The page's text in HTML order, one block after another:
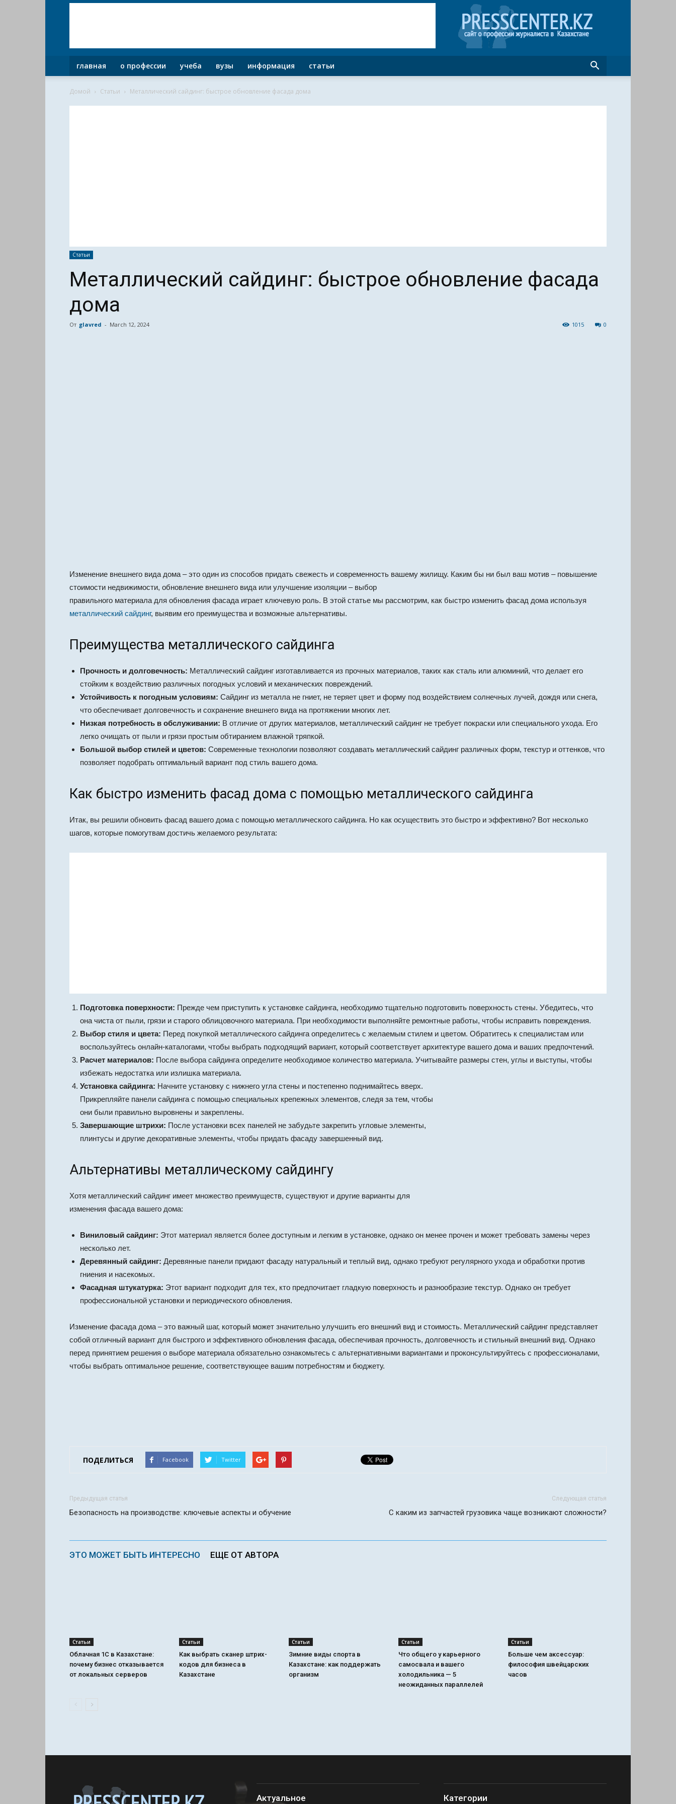
Журналистика
Казахстане
главная о профессии учеба вузы информация статьи
Домой Статьи Металлический сайдинг: быстрое обновление фасада дома
Статьи
Металлический сайдинг: быстрое обновление фасада
дома
От glavred - March 12, 2024 0
1015
Изменение внешнего вида дома – это один из способов придать свежесть и современность вашему жилищу. Каким бы ни был ваш мотив – повышение
стоимости недвижимости, обновление внешнего вида или улучшение изоляции – выбор
правильного материала для обновления фасада играет ключевую роль. В этой статье мы рассмотрим, как быстро изменить фасад дома используя
металлический сайдинг, выявим его преимущества и возможные альтернативы.
Преимущества металлического сайдинга
Прочность и долговечность: Металлический сайдинг изготавливается из прочных материалов, таких как сталь или алюминий, что делает его
стойким к воздействию различных погодных условий и механических повреждений.
Устойчивость к погодным условиям: Сайдинг из металла не гниет, не теряет цвет и форму под воздействием солнечных лучей, дождя или снега,
что обеспечивает долговечность и сохранение внешнего вида на протяжении многих лет.
Низкая потребность в обслуживании: В отличие от других материалов, металлический сайдинг не требует покраски или специального ухода. Его
легко очищать от пыли и грязи простым обтиранием влажной тряпкой.
Большой выбор стилей и цветов: Современные технологии позволяют создавать металлический сайдинг различных форм, текстур и оттенков, что
позволяет подобрать оптимальный вариант под стиль вашего дома.
Как быстро изменить фасад дома с помощью металлического сайдинга
Итак, вы решили обновить фасад вашего дома с помощью металлического сайдинга. Но как осуществить это быстро и эффективно? Вот несколько
шагов, которые помогутвам достичь желаемого результата:
Подготовка поверхности: Прежде чем приступить к установке сайдинга, необходимо тщательно подготовить поверхность стены. Убедитесь, что
она чиста от пыли, грязи и старого облицовочного материала. При необходимости выполняйте ремонтные работы, чтобы исправить повреждения.
Выбор стиля и цвета: Перед покупкой металлического сайдинга определитесь с желаемым стилем и цветом. Обратитесь к специалистам или
воспользуйтесь онлайн-каталогами, чтобы выбрать подходящий вариант, который соответствует архитектуре вашего дома и ваших предпочтений.
Расчет материалов: После выбора сайдинга определите необходимое количество материала. Учитывайте размеры стен, углы и выступы, чтобы
избежать недостатка или излишка материала.
Установка сайдинга: Начните установку с нижнего угла стены и постепенно поднимайтесь вверх.
Прикрепляйте панели сайдинга с помощью специальных крепежных элементов, следя за тем, чтобы
они были правильно выровнены и закреплены.
Завершающие штрихи: После установки всех панелей не забудьте закрепить угловые элементы,
плинтусы и другие декоративные элементы, чтобы придать фасаду завершенный вид.
Альтернативы металлическому сайдингу
Хотя металлический сайдинг имеет множество преимуществ, существуют и другие варианты для
изменения фасада вашего дома:
Виниловый сайдинг: Этот материал является более доступным и легким в установке, однако он менее прочен и может требовать замены через
несколько лет.
Деревянный сайдинг: Деревянные панели придают фасаду натуральный и теплый вид, однако требуют регулярного ухода и обработки против
гниения и насекомых.
Фасадная штукатурка: Этот вариант подходит для тех, кто предпочитает гладкую поверхность и разнообразие текстур. Однако он требует
профессиональной установки и периодического обновления.
Изменение фасада дома – это важный шаг, который может значительно улучшить его внешний вид и стоимость. Металлический сайдинг представляет
собой отличный вариант для быстрого и эффективного обновления фасада, обеспечивая прочность, долговечность и стильный внешний вид. Однако
перед принятием решения о выборе материала обязательно ознакомьтесь с альтернативными вариантами и проконсультируйтесь с профессионалами,
чтобы выбрать оптимальное решение, соответствующее вашим потребностям и бюджету.
ПОДЕЛИТЬСЯ Facebook Twitter
Предыдущая статья
Безопасность на производстве: ключевые аспекты и обучение
Следующая статья
С каким из запчастей грузовика чаще возникают сложности?
ЭТО МОЖЕТ БЫТЬ ИНТЕРЕСНО ЕЩЕ ОТ АВТОРА
Статьи
Облачная 1С в Казахстане:
почему бизнес отказывается
от локальных серверов
Статьи
Как выбрать сканер штрих-
кодов для бизнеса в
Казахстане
Статьи
Зимние виды спорта в
Казахстане: как поддержать
организм
Статьи
Что общего у карьерного
самосвала и вашего
холодильника — 5
неожиданных параллелей
Статьи
Больше чем аксессуар:
философия швейцарских
часов
Актуальное Категории